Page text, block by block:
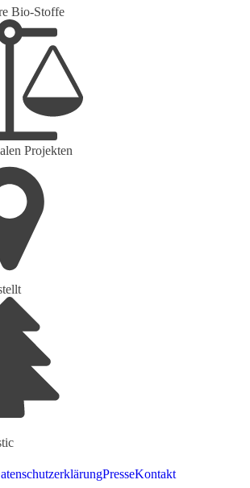
Bio-Stoffe
Projekten
PresseKontakt